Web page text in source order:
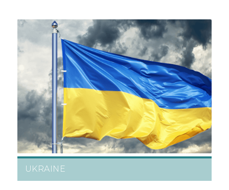
UKRAINE